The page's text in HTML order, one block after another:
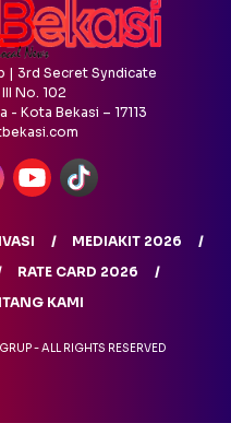
| 3rd Secret Syndicate
No. 102
- Kota Bekasi – 17113
MEDIAKIT 2026
RATE CARD 2026
KAMI
- ALL RIGHTS RESERVED